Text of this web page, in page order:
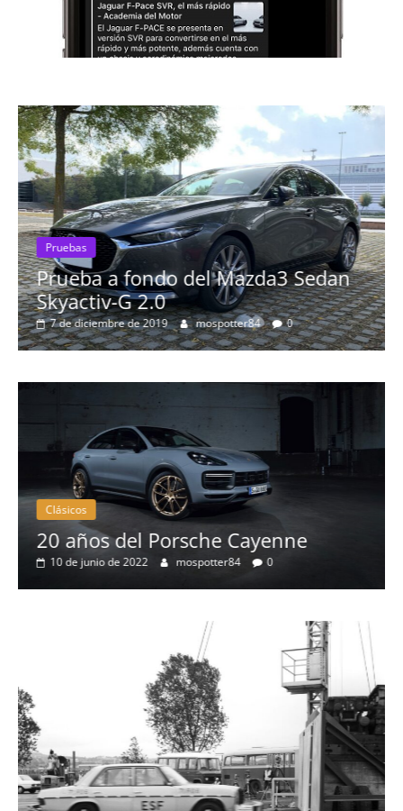
Pruebas
Prueba a fondo del Mazda3 Sedan
Skyactiv-G 2.0
7 de diciembre de 2019 mospotter84 0
Clásicos
20 años del Porsche Cayenne
10 de junio de 2022 mospotter84 0